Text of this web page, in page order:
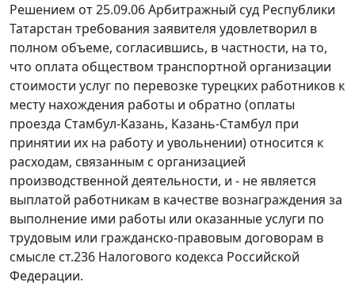
Решением от 25.09.06 Арбитражный суд Республики
Татарстан требования заявителя удовлетворил в
полном объеме, согласившись, в частности, на то,
что оплата обществом транспортной организации
стоимости услуг по перевозке турецких работников к
месту нахождения работы и обратно (оплаты
проезда Стамбул-Казань, Казань-Стамбул при
принятии их на работу и увольнении) относится к
расходам, связанным с организацией
производственной деятельности, и - не является
выплатой работникам в качестве вознаграждения за
выполнение ими работы или оказанные услуги по
трудовым или гражданско-правовым договорам в
смысле ст.236 Налогового кодекса Российской
Федерации.